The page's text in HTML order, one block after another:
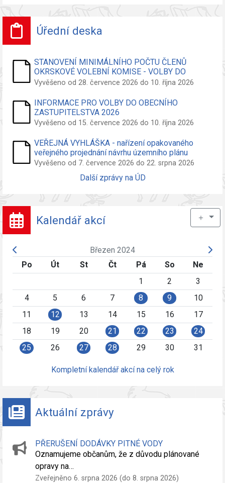
Úřední deska
STANOVENÍ MINIMÁLNÍHO POČTU ČLENŮ
OKRSKOVÉ VOLEBNÍ KOMISE - VOLBY DO
ZASTUPITELSTVA OBCE
Vyvěšeno od 28. července 2026 do 10. října 2026
INFORMACE PRO VOLBY DO OBECNÍHO
ZASTUPITELSTVA 2026
Vyvěšeno od 15. července 2026 do 10. října 2026
VEŘEJNÁ VYHLÁŠKA - nařízení opakovaného
veřejného projednání návrhu územního plánu
Vyvěšeno od 7. července 2026 do 22. srpna 2026
Další zprávy na ÚD
Kalendář akcí ＋
Březen 2024
Po
Út St Čt Pá So
Ne
1
2
3
4
5 6 7 8 9
10
11
12 13 14 15 16
17
18
19 20 21 22 23
24
25
26 27 28 29 30 31
Kompletní kalendář akcí na celý rok
Aktuální zprávy
PŘERUŠENÍ DODÁVKY PITNÉ VODY
Oznamujeme občanům, že z důvodu plánované
opravy na…
Zveřejněno 6. srpna 2026 (do 8. srpna 2026)